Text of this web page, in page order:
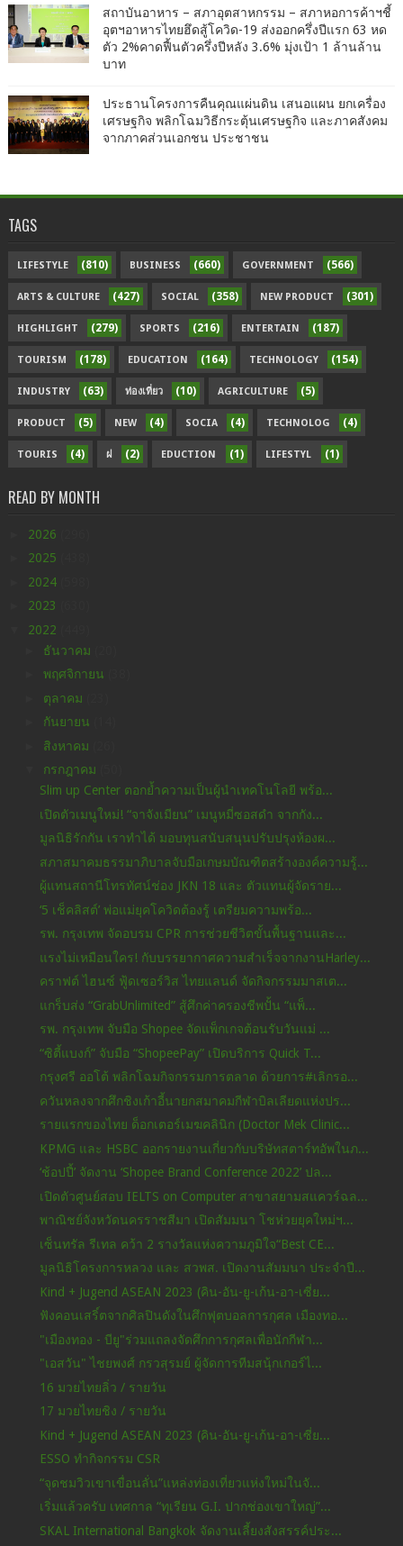
สถาบันอาหาร – สภาอุตสาหกรรม – สภาหอการค้าฯชี้
อุตฯอาหารไทยฮึดสู้โควิด-19 ส่งออกครึ่งปีแรก 63 หด
ตัว 2%คาดฟื้นตัวครึ่งปีหลัง 3.6% มุ่งเป้า 1 ล้านล้าน
บาท
ประธานโครงการคืนคุณแผ่นดิน เสนอแผน ยกเครื่อง
เศรษฐกิจ พลิกโฉมวิธีกระตุ้นเศรษฐกิจ และภาคสังคม
จากภาคส่วนเอกชน ประชาชน
TAGS
LIFESTYLE (810) BUSINESS (660) GOVERNMENT (566)
ARTS & CULTURE (427) SOCIAL (358) NEW PRODUCT (301)
HIGHLIGHT (279) SPORTS (216) ENTERTAIN (187)
TOURISM (178) EDUCATION (164) TECHNOLOGY (154)
INDUSTRY (63) ท่องเที่ยว (10) AGRICULTURE (5)
PRODUCT (5) NEW (4) SOCIA (4) TECHNOLOG (4)
TOURIS (4) ฝ (2) EDUCTION (1) LIFESTYL (1)
READ BY MONTH
2026
2025
2024
2023
2022
ธันวาคม
พฤศจิกายน
ตุลาคม
กันยายน
สิงหาคม
กรกฎาคม
Slim up Center ตอกย้ำความเป็นผู้นำเทคโนโลยี พร้อ...
เปิดตัวเมนูใหม่! “จาจังเมียน” เมนูหมี่ซอสดำ จากกัง...
มูลนิธิรักกัน เราทำได้ มอบทุนสนับสนุนปรับปรุงห้องผ...
สภาสมาคมธรรมาภิบาลจับมือเกษมบัณฑิตสร้างองค์ความรู้...
ผู้แทนสถานีโทรทัศน์ช่อง JKN 18 และ ตัวแทนผู้จัดราย...
‘5 เช็คลิสต์’ พ่อแม่ยุคโควิดต้องรู้ เตรียมความพร้อ...
รพ. กรุงเทพ จัดอบรม CPR การช่วยชีวิตขั้นพื้นฐานและ...
แรงไม่เหมือนใคร! กับบรรยากาศความสำเร็จจากงานHarley...
คราฟต์ ไฮนซ์ ฟู้ดเซอร์วิส ไทยแลนด์ จัดกิจกรรมมาสเต...
แกร็บส่ง “GrabUnlimited” สู้ศึกค่าครองชีพปั้น “แพ็...
รพ. กรุงเทพ จับมือ Shopee จัดแพ็กเกจต้อนรับวันแม่ ...
“ซิตี้แบงก์” จับมือ “ShopeePay” เปิดบริการ Quick T...
กรุงศรี ออโต้ พลิกโฉมกิจกรรมการตลาด ด้วยการ#เลิกรอ...
ควันหลงจากศึกชิงเก้าอี้นายกสมาคมกีฬาบิลเลียดแห่งปร...
รายแรกของไทย ด็อกเตอร์เมฆคลินิก (Doctor Mek Clinic...
KPMG และ HSBC ออกรายงานเกี่ยวกับบริษัทสตาร์ทอัพในภ...
‘ช้อปปี้’ จัดงาน ‘Shopee Brand Conference 2022’ ปล...
เปิดตัวศูนย์สอบ IELTS on Computer สาขาสยามสแควร์ฉล...
พาณิชย์จังหวัดนครราชสีมา เปิดสัมมนา โชห่วยยุคใหม่ฯ...
เซ็นทรัล รีเทล คว้า 2 รางวัลแห่งความภูมิใจ“Best CE...
มูลนิธิโครงการหลวง และ สวพส. เปิดงานสัมมนา ประจำปี...
Kind + Jugend ASEAN 2023 (คิน-อัน-ยู-เก้น-อา-เซี่ย...
ฟังคอนเสริ์ตจากศิลปินดังในศึกฟุตบอลการกุศล เมืองทอ...
"เมืองทอง - บียู"ร่วมแถลงจัดศึกการกุศลเพื่อนักกีฬา...
"เอสวัน" ไชยพงศ์ กรวสุรมย์ ผู้จัดการทีมสนุ้กเกอร์ไ...
16 มวยไทยลิ่ว / รายวัน
17 มวยไทยชิง / รายวัน
Kind + Jugend ASEAN 2023 (คิน-อัน-ยู-เก้น-อา-เซี่ย...
ESSO ทำกิจกรรม CSR
“จุดชมวิวเขาเขื่อนลั่น”แหล่งท่องเที่ยวแห่งใหม่ในจั...
เริ่มแล้วครับ เทศกาล “ทุเรียน G.I. ปากช่องเขาใหญ่”...
SKAL International Bangkok จัดงานเลี้ยงสังสรรค์ประ...